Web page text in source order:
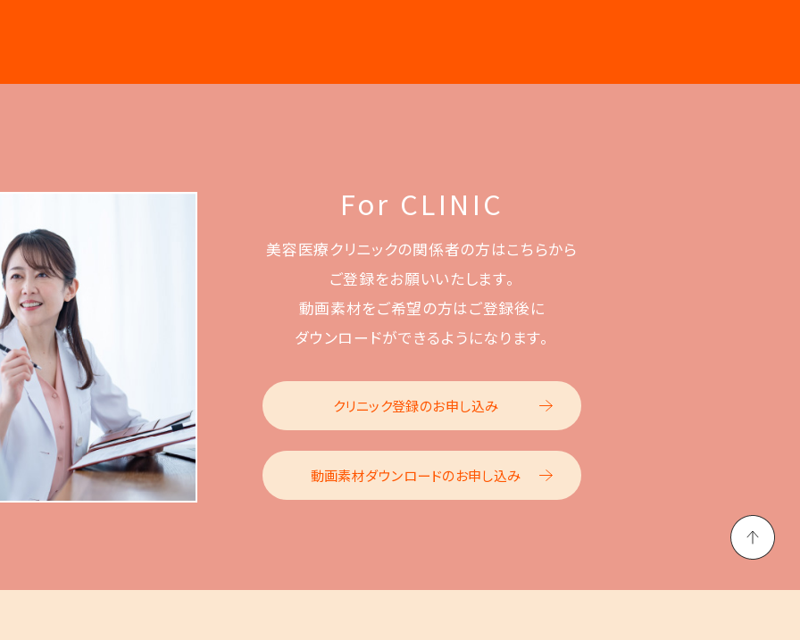
For CLINIC
美容医療クリニックの関係者の方はこちらから
ご登録をお願いいたします。
動画素材をご希望の方はご登録後に
ダウンロードができるようになります。
クリニック登録のお申し込み
動画素材ダウンロードのお申し込み